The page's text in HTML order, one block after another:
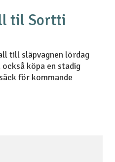
til Sortti
till släpvagnen lördag
köpa en stadig
för kommande